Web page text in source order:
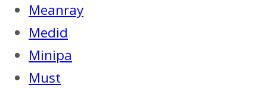
Meanray
Medid
Minipa
Must